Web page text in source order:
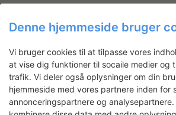
Denne hjemmeside bruger
Vi bruger cookies til at tilpasse vores
at vise dig funktioner til socaile medier og
trafik. Vi deler også oplysninger om din
hjemmeside med vores partnere inden for
annonceringspartnere og